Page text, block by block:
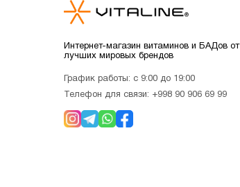
Интернет-магазин витаминов и БАДов от
лучших мировых брендов
График работы: с 9:00 до 19:00
Телефон для связи: +998 90 906 69 99